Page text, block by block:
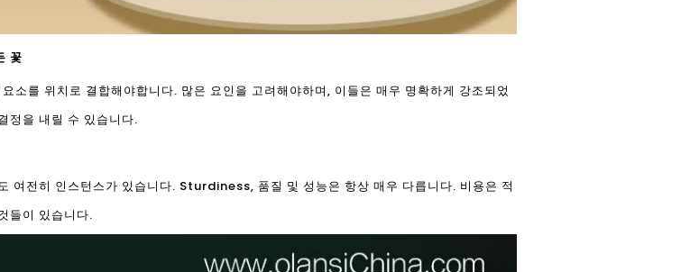
꽃
소를 위치로 결합해야합니다. 많은 요인을 고려해야하며, 이들은 매우 명확하게 강조되었
정을 내릴 수 있습니다.
여전히 인스턴스가 있습니다. Sturdiness, 품질 및 성능은 항상 매우 다릅니다. 비용은 적
들이 있습니다.